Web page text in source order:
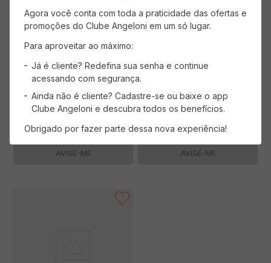
Modelador GA.MA Duo Cerâmica
de 19mm e 32mm Diâmetro
AVISE-ME AVISE-ME
Agora você conta com toda a praticidade das ofertas e
promoções do Clube Angeloni em um só lugar.
Para aproveitar ao máximo:
Já é cliente? Redefina sua senha e continue
acessando com segurança.
Ainda não é cliente? Cadastre-se ou baixe o app
Clube Angeloni e descubra todos os benefícios.
Obrigado por fazer parte dessa nova experiência!